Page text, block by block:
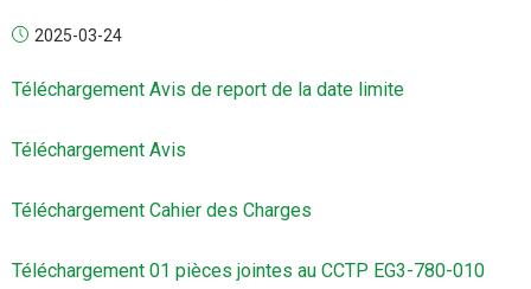
2025-03-24
Téléchargement Avis de report de la date limite
Téléchargement Avis
Téléchargement Cahier des Charges
Téléchargement 01 pièces jointes au CCTP EG3-780-010